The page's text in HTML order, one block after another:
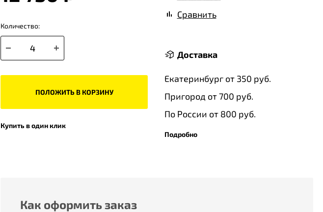
Количество:
ПОЛОЖИТЬ В КОРЗИНУ
Купить в один клик
Сравнить
Доставка
Екатеринбург от 350 руб.
Пригород от 700 руб.
По России от 800 руб.
Подробно
Как оформить заказ